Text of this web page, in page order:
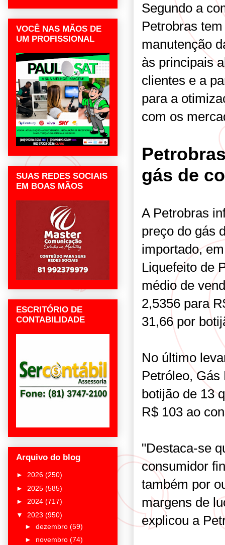
Segundo a
Petrobras
manutenção
às principais
clientes e a
para a
com os
gás de
A Petrobras
preço do gás
importado,
Liquefeito de
médio de
2,5356 para
31,66 por
No último
Petróleo,
botijão de 13
R$ 103 ao
"Destaca-se
consumidor
também por
margens de
explicou a
VOCÊ NAS MÃOS DE
UM PROFISSIONAL
SUAS REDES SOCIAIS
EM BOAS MÃOS
ESCRITÓRIO DE
CONTABILIDADE
Arquivo do blog
► 2026 (250)
► 2025 (585)
► 2024 (717)
▼ 2023 (950)
► dezembro (59)
► novembro (74)